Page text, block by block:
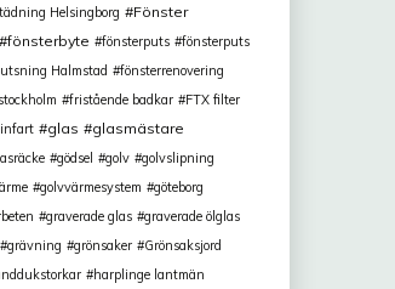
Helsingborg Fönster
fönsterbyte fönsterputs
fönsterputs
Halmstad
fönsterrenovering
fristående badkar
FTX filter
glas
glasmästare
gödsel golv
golvslipning
golvvärmesystem
göteborg
graverade glas
graverade ölglas
grävning grönsaker
Grönsaksjord
harplinge lantmän